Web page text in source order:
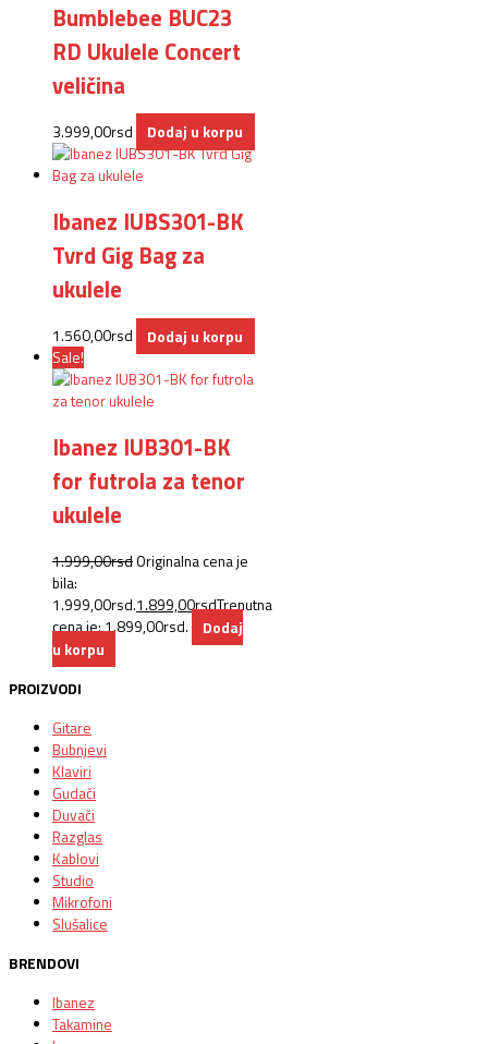
Bumblebee BUC23
RD Ukulele Concert
veličina
3.999,00rsd Dodaj u korpu
Ibanez IUBS301-BK
Tvrd Gig Bag za
ukulele
1.560,00rsd
Dodaj u korpu
Sale!
Ibanez IUB301-BK
for futrola za tenor
ukulele
1.999,00rsd Originalna cena je
bila:
1.999,00rsd.1.899,00rsdTrenutna
cena je: 1.899,00rsd.
Dodaj
u korpu
PROIZVODI
Gitare
Bubnjevi
Klaviri
Gudači
Duvači
Razglas
Kablovi
Studio
Mikrofoni
Slušalice
BRENDOVI
Ibanez
Takamine